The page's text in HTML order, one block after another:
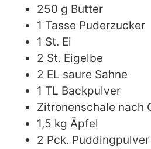
250 g Butter
1 Tasse Puderzucker
1 St. Ei
2 St. Eigelbe
2 EL saure Sahne
1 TL Backpulver
Zitronenschale nach
1,5 kg Äpfel
2 Pck.